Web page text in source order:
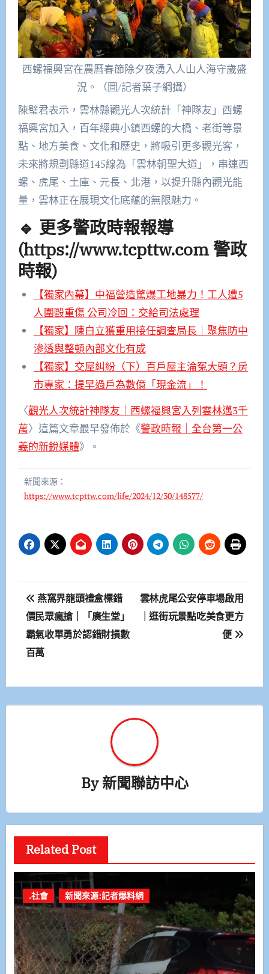
西螺福興宮在農曆春節除夕夜湧入人山人海守歲盛
況。（圖/記者葉子綱攝）
陳璧君表示，雲林縣觀光人次統計「神隊友」西螺
福興宮加入，百年經典小鎮西螺的大橋、老街等景
點、地方美食、文化和歷史，將吸引更多觀光客，
未來將規劃縣道145線為「雲林朝聖大道」，串連西
螺、虎尾、土庫、元長、北港，以提升縣內觀光能
量，雲林正在展現文化底蘊的無限魅力。
🔹 更多警政時報報導
(https://www.tcpttw.com 警政
時報)
【獨家內幕】中福營造驚爆工地暴力！工人遭5
人圍毆重傷 公司冷回：交給司法處理
【獨家】陳白立獲重用接任調查局長｜聚焦防中
滲透與整頓內部文化有成
【獨家】交屋糾紛（下）百戶屋主淪冤大頭？房
市專家：提早過戶為數億「現金流」！
〈觀光人次統計神隊友｜西螺福興宮入列雲林邁3千
萬〉這篇文章最早發佈於《警政時報｜全台第一公
義的新銳媒體》。
新聞來源：
https://www.tcpttw.com/life/2024/12/30/148577/
文
章
導
燕窩界龍頭禮盒標錯
價民眾瘋搶｜「廣生堂」
霸氣收單勇於認錯財損數
百萬
雲林虎尾公安停車場啟用
｜逛街玩景點吃美食更方
便
By新聞聯訪中心
Related Post
.社會 新聞來源:記者爆料網